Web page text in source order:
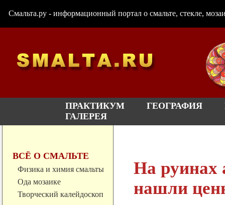
Смальта.ру - информационный портал о смальте, стекле,
ПРАКТИКУМ ГЕОГРАФИЯ
ГАЛЕРЕЯ
ВСЁ О СМАЛЬТЕ
Физика и химия смальты
Ода мозаике
Творческий калейдоскоп
На руинах
нашли